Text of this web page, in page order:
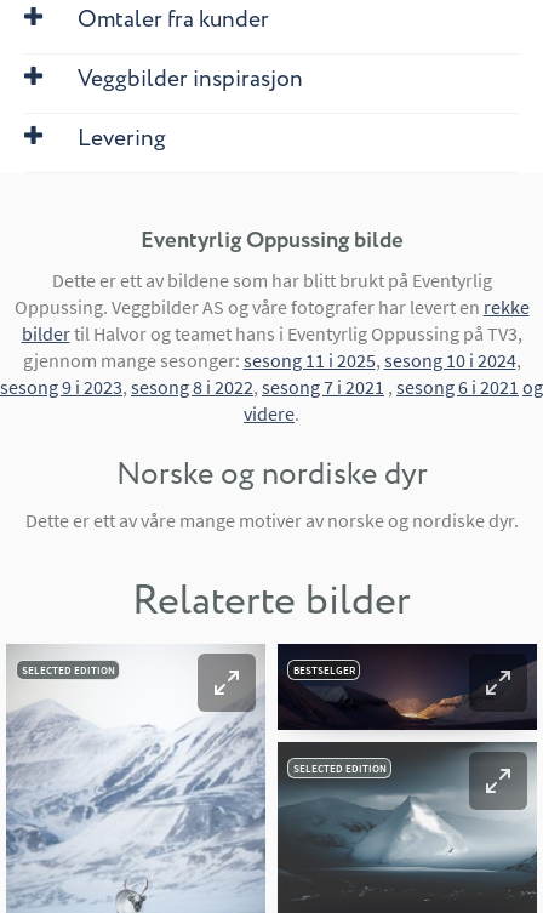
Omtaler fra kunder
Veggbilder inspirasjon
Levering
Eventyrlig Oppussing bilde
Dette er ett av bildene som har blitt brukt på Eventyrlig
Oppussing. Veggbilder AS og våre fotografer har levert en rekke
bildertil Halvor og teamet hans i Eventyrlig Oppussing på TV3,
gjennom mange sesonger: sesong 11 i 2025, sesong 10 i 2024,
sesong 9 i 2023, sesong 8 i 2022, sesong 7 i 2021 , sesong 6 i 2021 og
videre.
Norske og nordiske dyr
Dette er ett av våre mange motiver av norske og nordiske dyr.
Relaterte bilder
SELECTED EDITION BESTSELGER
SELECTED EDITION